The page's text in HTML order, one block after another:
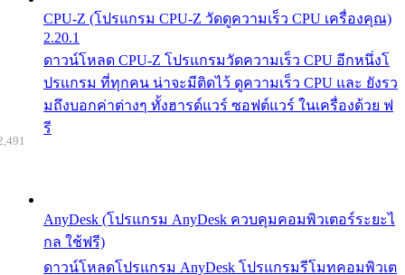
CPU-Z (โปรแกรม CPU-Z วัดดูความเร็ว CPU เครื่องคุณ)
2.20.1
ดาวน์โหลด CPU-Z โปรแกรมวัดความเร็ว CPU อีกหนึ่งโ
ปรแกรม ที่ทุกคน น่าจะมีติดไว้ ดูความเร็ว CPU และ ยังรว
มถึงบอกค่าต่างๆ ทั้งฮารด์แวร์ ซอฟต์แวร์ ในเครื่องด้วย ฟ
รี
AnyDesk (โปรแกรม AnyDesk ควบคุมคอมพิวเตอร์ระยะไ
กล ใช้ฟรี)
ดาวน์โหลดโปรแกรม AnyDesk โปรแกรมรีโมทคอมพิวเต